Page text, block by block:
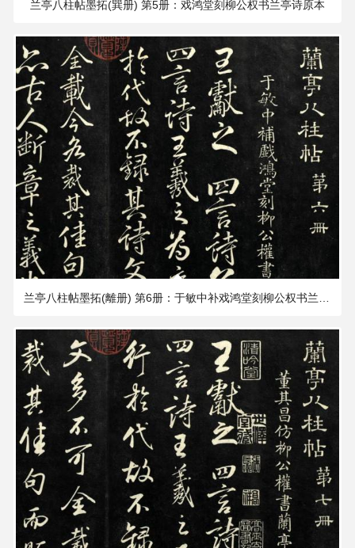
兰亭八柱帖墨拓(巽册) 第5册：戏鸿堂刻柳公权书兰亭诗原本
兰亭八柱帖墨拓(離册) 第6册：于敏中补戏鸿堂刻柳公权书兰亭诗阙笔
432.61 MB 2188×1902 PX
326.48 MB 2188×1902 PX